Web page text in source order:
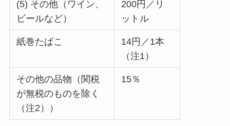
(5) その他（ワイン、
ビールなど）
200円／リ
ットル
紙巻たばこ
14円／1本
（注1）
その他の品物（関税
が無税のものを除く
（注2））
15％